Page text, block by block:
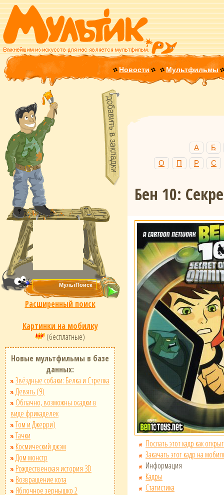
Новости Мультфильмы
Расширенный поиск
Картинки на мобилку
(бесплатные)
Новые мультфильмы в базе
данных:
Звёздные собаки: Белка и Стрелка
Девять (9)
Облачно, возможны осадки в
виде фрикаделек
Том и Джерри)
Тачки
Космический джэм
Дом монстр
Рождественская история 3D
Возвращение кота
Яблочное зернышко 2
А
Б
О
П Р С
Бен 10:
Послать этот кадр как
Закачать этот кадр на
Информация
Кадры
Статистика